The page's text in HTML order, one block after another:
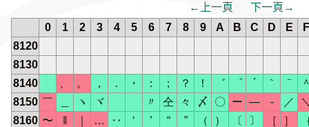
←上一頁
下一頁→
0
1 2 3 4 5 6 7 8 9 A B C D E
F
8120
8130
8140
。 ， ． ・ ： ； ？ ！ ゛ ゜ ´ ｀ ¨
8150 ￣ ヽ ヾ 〃 仝 々 〆 〇 ー ― ‐ ／
8160 〜 … ‥ ‘ ’ “ ” （ ） 〔 〕 ［ ］